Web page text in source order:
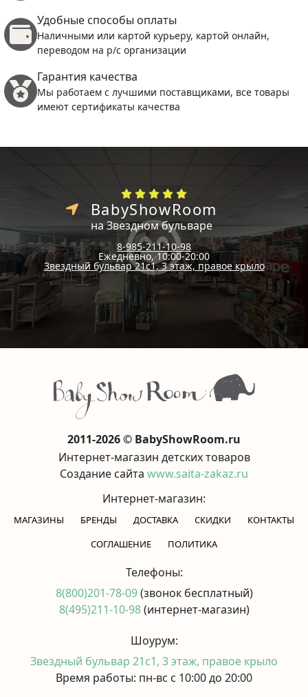
Удобные способы оплаты
Наличными или картой курьеру, картой онлайн,
переводом на р/с организации
Гарантия качества
Мы работаем с лучшими поставщиками, все товары
имеют сертификаты качества
BabyShowRoom
на Звездном бульваре
8-985-211-10-98
Ежедневно, 10:00-20:00
Звездный бульвар 21с1, 3 этаж, правое крыло
2011-2026 © BabyShowRoom.ru
Интернет-магазин детских товаров
Создание сайта www.saita-zakaz.ru
Интернет-магазин:
МАГАЗИНЫ БРЕНДЫ ДОСТАВКА СКИДКИ
КОНТАКТЫ
CОГЛАШЕНИЕ
ПОЛИТИКА
Телефоны:
8(800)201-78-09(звонок бесплатный)
8(495)211-10-98(интернет-магазин)
Шоурум:
Звездный бульвар 21с1, 3 этаж, правое крыло
Время работы: пн-вс с 10:00 до 20:00